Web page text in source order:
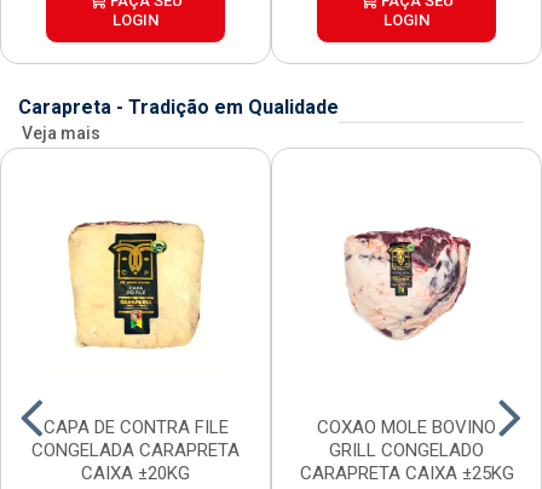
LOGIN
LOGIN
Carapreta - Tradição em Qualidade
Veja mais
CAPA DE CONTRA FILE
CONGELADA CARAPRETA
CAIXA ±20KG
COXAO MOLE BOVINO
GRILL CONGELADO
CARAPRETA CAIXA ±25KG